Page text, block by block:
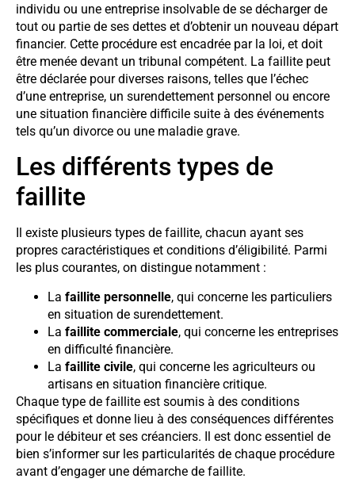
individu ou une entreprise insolvable de se décharger de
tout ou partie de ses dettes et d’obtenir un nouveau départ
financier. Cette procédure est encadrée par la loi, et doit
être menée devant un tribunal compétent. La faillite peut
être déclarée pour diverses raisons, telles que l’échec
d’une entreprise, un surendettement personnel ou encore
une situation financière difficile suite à des événements
tels qu’un divorce ou une maladie grave.
Les différents types de
faillite
Il existe plusieurs types de faillite, chacun ayant ses
propres caractéristiques et conditions d’éligibilité. Parmi
les plus courantes, on distingue notamment :
La faillite personnelle, qui concerne les particuliers
en situation de surendettement.
La faillite commerciale, qui concerne les entreprises
en difficulté financière.
La faillite civile, qui concerne les agriculteurs ou
artisans en situation financière critique.
Chaque type de faillite est soumis à des conditions
spécifiques et donne lieu à des conséquences différentes
pour le débiteur et ses créanciers. Il est donc essentiel de
bien s’informer sur les particularités de chaque procédure
avant d’engager une démarche de faillite.